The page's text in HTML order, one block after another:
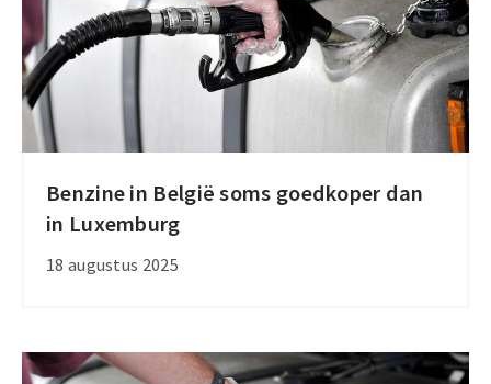
Benzine in België soms goedkoper dan
in Luxemburg
18 augustus 2025
Benzine
in
België
dan
in